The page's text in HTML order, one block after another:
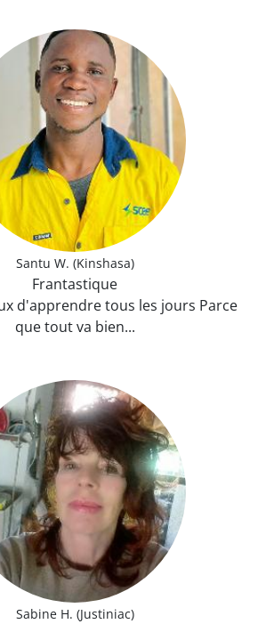
Santu W. (Kinshasa)
Frantastique
d'apprendre tous les jours Parce
que tout va bien...
Sabine H. (Justiniac)